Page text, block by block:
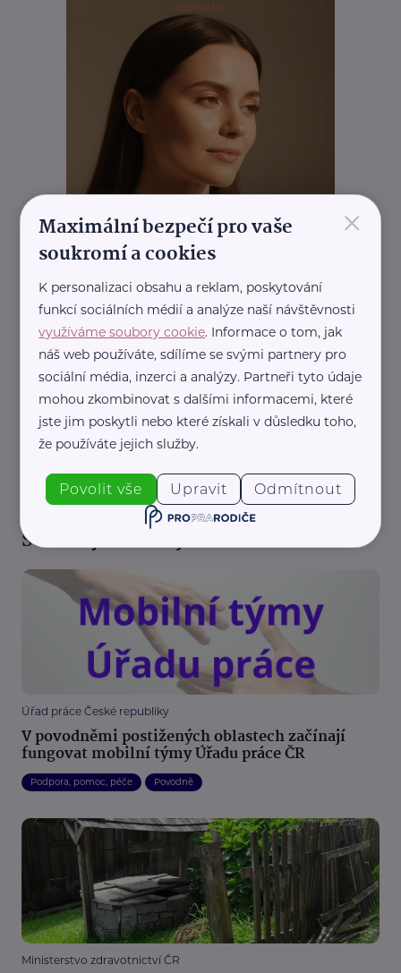
REKLAMA
Související články
Úřad práce České republiky
V povodněmi postižených oblastech začínají
fungovat mobilní týmy Úřadu práce ČR
Podpora, pomoc, péče Povodně
Ministerstvo zdravotnictví ČR
×
Maximální bezpečí pro vaše
soukromí a cookies
K personalizaci obsahu a reklam, poskytování
funkcí sociálních médií a analýze naší návštěvnosti
využíváme soubory cookie. Informace o tom, jak
náš web používáte, sdílíme se svými partnery pro
sociální média, inzerci a analýzy. Partneři tyto údaje
mohou zkombinovat s dalšími informacemi, které
jste jim poskytli nebo které získali v důsledku toho,
že používáte jejich služby.
Povolit vše Upravit Odmítnout